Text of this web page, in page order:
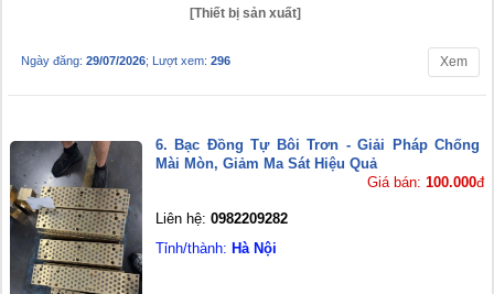
[Thiết bị sản xuất]
Ngày đăng: 29/07/2026; Lượt xem: 296 Xem
6. Bạc Đồng Tự Bôi Trơn - Giải Pháp Chống
Mài Mòn, Giảm Ma Sát Hiệu Quả
Giá bán: 100.000đ
Liên hệ: 0982209282
Tỉnh/thành: Hà Nội